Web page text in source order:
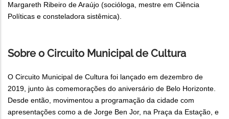
Margareth Ribeiro de Araújo (socióloga, mestre em Ciência
Políticas e consteladora sistêmica).
Sobre o Circuito Municipal de Cultura
O Circuito Municipal de Cultura foi lançado em dezembro de
2019, junto às comemorações do aniversário de Belo Horizonte.
Desde então, movimentou a programação da cidade com
apresentações como a de Jorge Ben Jor, na Praça da Estação, e